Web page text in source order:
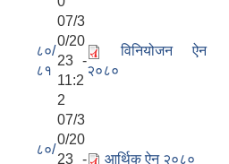
८०/
८१
07/3
0/20
23 -
11:2
2
विनियोजन ऐन
२०८०
८०/
07/3
0/20
23 -
आर्थिक ऐन २०८०